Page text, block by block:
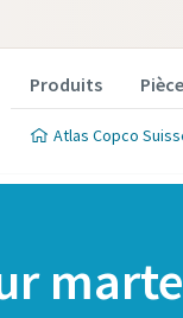
Produits
Atlas Copco